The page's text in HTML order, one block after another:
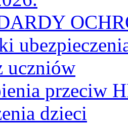
uczniów
przeciw
dzieci